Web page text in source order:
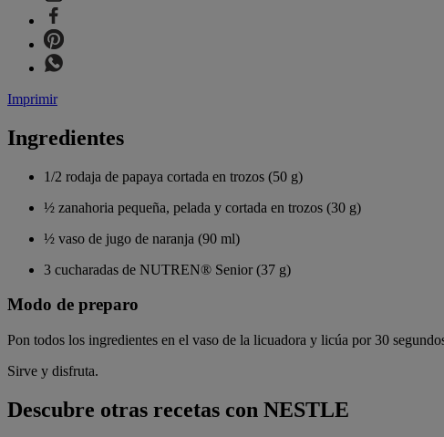
Imprimir
Ingredientes
1/2 rodaja de papaya cortada en trozos (50 g)
½ zanahoria pequeña, pelada y cortada en trozos (30 g)
½ vaso de jugo de naranja (90 ml)
3 cucharadas de NUTREN® Senior (37 g)
Modo de preparo
Pon todos los ingredientes en el vaso de la licuadora y licúa por 30
Sirve y disfruta.
Descubre otras recetas con NESTLE